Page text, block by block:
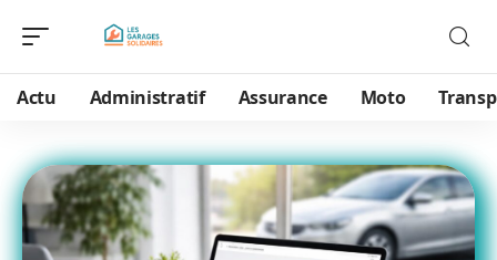
Actu Administratif Assurance Moto